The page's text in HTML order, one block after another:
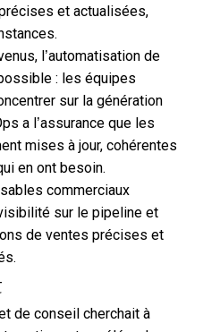
et actualisées,
l’automatisation de
: les équipes
sur la génération
a l’assurance que les
mises à jour, cohérentes
en ont besoin.
commerciaux
sur le pipeline et
de ventes précises et
de conseil cherchait à